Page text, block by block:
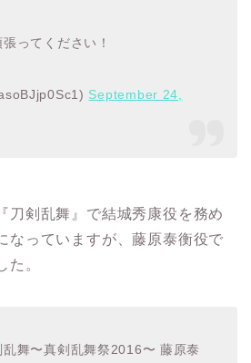
ってください！
September 24,
刀剣乱舞』で結城秀康役を務め
なっていますが、藤原泰衡役で
た。
乱舞〜真剣乱舞祭2016〜 藤原泰